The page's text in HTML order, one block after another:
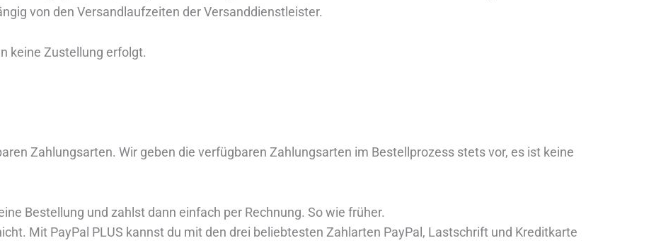
von den Versandlaufzeiten der Versanddienstleister.
keine Zustellung erfolgt.
Zahlungsarten. Wir geben die verfügbaren Zahlungsarten im Bestellprozess stets vor, es ist keine
Bestellung und zahlst dann einfach per Rechnung. So wie früher.
Mit PayPal PLUS kannst du mit den drei beliebtesten Zahlarten PayPal, Lastschrift und Kreditkarte